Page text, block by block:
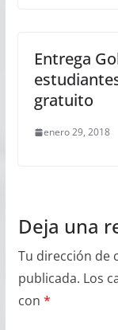
Entrega
gratuito
enero 29, 2018
Deja una
Tu dirección de
publicada. Los
con *